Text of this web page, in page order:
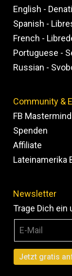
English -
Spanish -
French -
Portuguese -
Russian -
Community &
FB
Spenden
Affiliate
Lateinamerika
Newsletter
Trage Dich ein